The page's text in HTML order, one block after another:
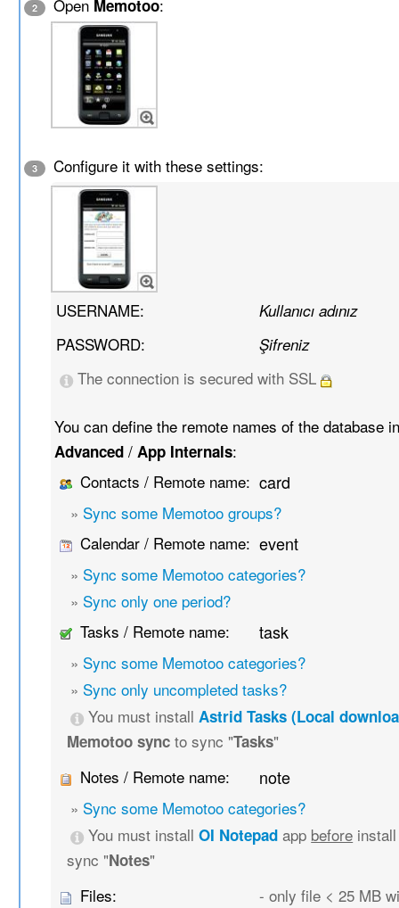
2 Open Memotoo:
3 Configure it with these settings:
USERNAME: Kullanıcı adınız
PASSWORD: Şifreniz
The connection is secured with SSL
You can define the remote names of the database
Advanced /App Internals:
Contacts / Remote name: card
» Sync some Memotoo groups?
Calendar / Remote name: event
» Sync some Memotoo categories?
» Sync only one period?
Tasks / Remote name:
task
» Sync some Memotoo categories?
» Sync only uncompleted tasks?
You must installAstrid Tasks (Local
Memotoo sync to sync "Tasks"
Notes / Remote name:
note
» Sync some Memotoo categories?
You must installOI Notepad app before
sync "Notes"
Files:
- only file < 25 MB